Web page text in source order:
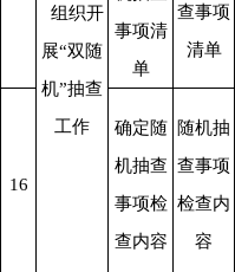
组织开
展“双随
机”抽查
工作
事项清
单
查事项
清单
16
确定随
机抽查
事项检
查内容
随机抽
查事项
检查内
容